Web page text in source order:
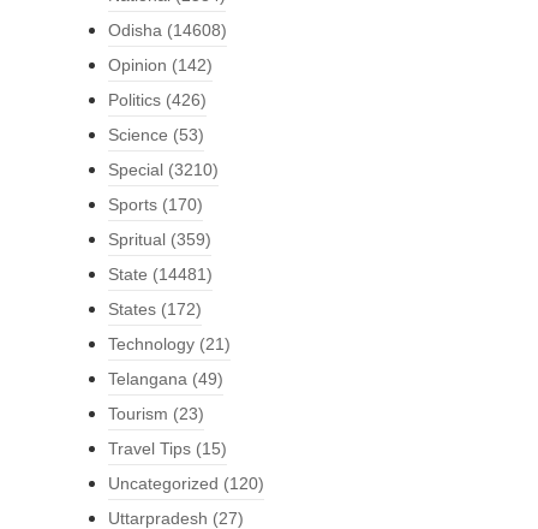
Odisha (14608)
Opinion (142)
Politics (426)
Science (53)
Special (3210)
Sports (170)
Spritual (359)
State (14481)
States (172)
Technology (21)
Telangana (49)
Tourism (23)
Travel Tips (15)
Uncategorized (120)
Uttarpradesh (27)